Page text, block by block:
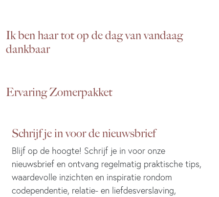
Ik ben haar tot op de dag van vandaag
dankbaar
Ervaring Zomerpakket
Schrijf je in voor de nieuwsbrief
Blijf op de hoogte! Schrijf je in voor onze
nieuwsbrief en ontvang regelmatig praktische tips,
waardevolle inzichten en inspiratie rondom
codependentie, relatie- en liefdesverslaving,